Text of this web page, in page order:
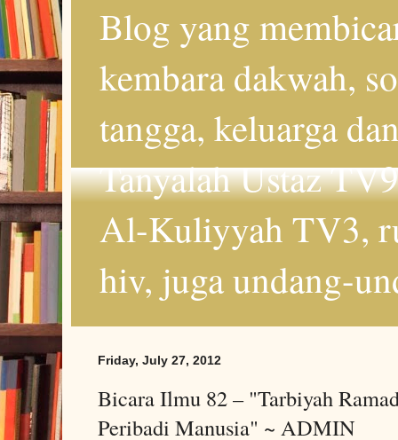
Blog yang
kembara dakwah,
tangga, keluarga
Tanyalah Ustaz
Al-Kuliyyah TV3,
hiv, juga undang-
Friday, July 27, 2012
Bicara Ilmu 82 – "Tarbiyah
Peribadi Manusia" ~ ADMIN